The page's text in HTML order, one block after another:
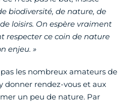
biodiversité, de nature, de
loisirs. On espère vraiment
respecter ce coin de nature
enjeu. »
les nombreux amateurs de
donner rendez-vous et aux
un peu de nature. Par